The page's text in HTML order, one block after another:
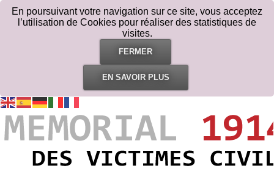
En poursuivant votre navigation sur ce site, vous acceptez
l’utilisation de Cookies pour réaliser des statistiques de
visites.
FERMER
EN SAVOIR PLUS